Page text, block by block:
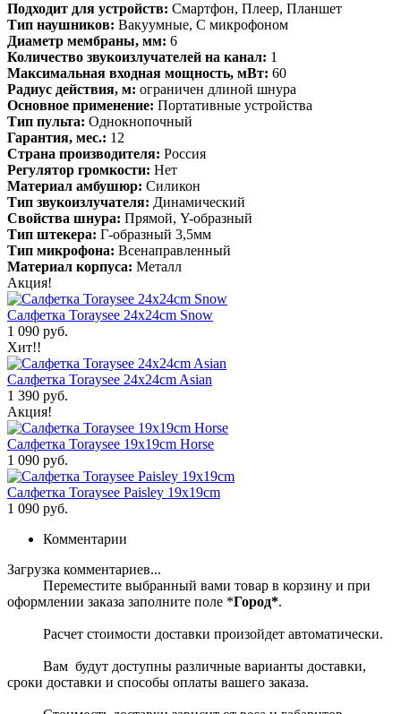
Подходит для устройств: Смартфон, Плеер, Планшет
Тип наушников: Вакуумные, С микрофоном
Диаметр мембраны, мм: 6
Количество звукоизлучателей на канал: 1
Максимальная входная мощность, мВт: 60
Радиус действия, м: ограничен длиной шнура
Основное применение: Портативные устройства
Тип пульта: Однокнопочный
Гарантия, мес.: 12
Страна производителя: Россия
Регулятор громкости: Нет
Материал амбушюр: Силикон
Тип звукоизлучателя: Динамический
Свойства шнура: Прямой, Y-образный
Тип штекера: Г-образный 3,5мм
Тип микрофона: Всенаправленный
Материал корпуса: Металл
Акция!
Салфетка Toraysee 24x24cm Snow
1 090 руб.
Хит!!
Салфетка Toraysee 24x24cm Asian
1 390 руб.
Акция!
Салфетка Toraysee 19x19cm Horse
1 090 руб.
Салфетка Toraysee Paisley 19x19cm
1 090 руб.
Комментарии
Загрузка комментариев...
Переместите выбранный вами товар в корзину и при
оформлении заказа заполните поле *Город*.
Расчет стоимости доставки произойдет автоматически.
Вам будут доступны различные варианты доставки,
сроки доставки и способы оплаты вашего заказа.